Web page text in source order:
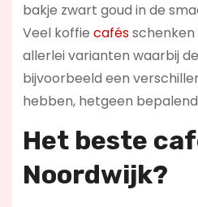
bakje zwart goud in de
Veel koffie cafésschenken
allerlei varianten waarbij
bijvoorbeeld een
hebben, hetgeen
Het beste
Noordwijk?